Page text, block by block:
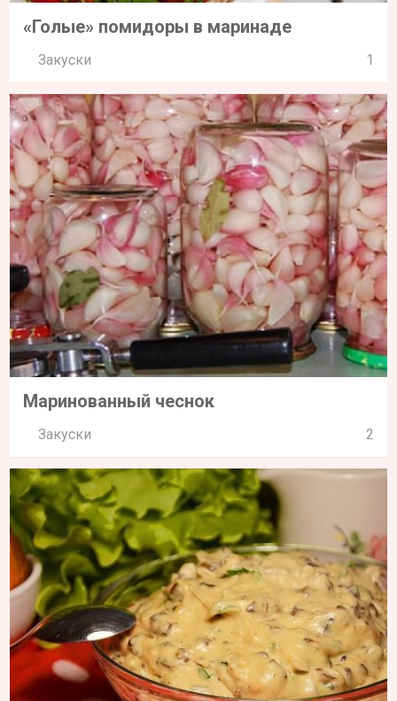
«Голые» помидоры в маринаде
Закуски 1
Маринованный чеснок
Закуски 2